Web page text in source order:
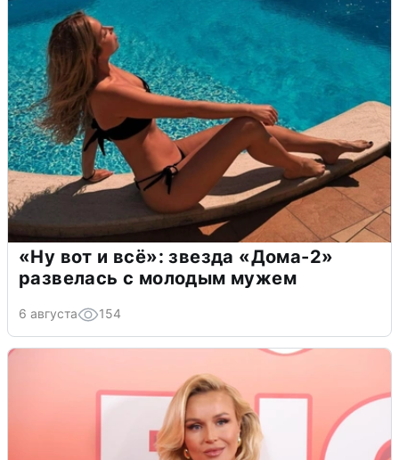
«Ну вот и всё»: звезда «Дома-2»
развелась с молодым мужем
6 августа 154